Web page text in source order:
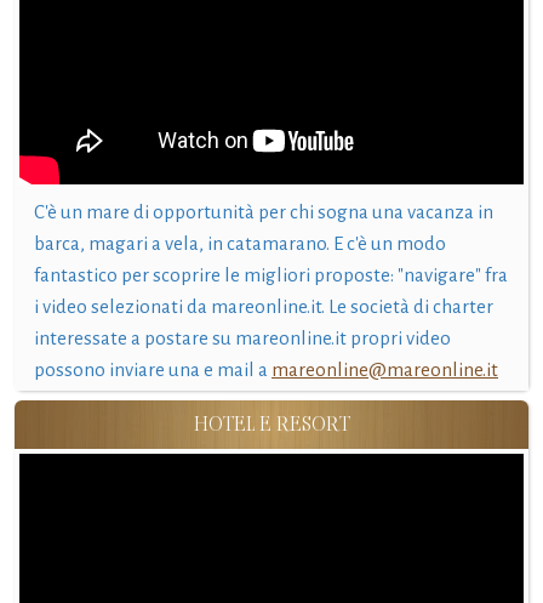
C'è un mare di opportunità per chi sogna una vacanza in
barca, magari a vela, in catamarano. E c'è un modo
fantastico per scoprire le migliori proposte: "navigare" fra
i video selezionati da mareonline.it. Le società di charter
interessate a postare su mareonline.it propri video
possono inviare una e mail a mareonline@mareonline.it
HOTEL E RESORT